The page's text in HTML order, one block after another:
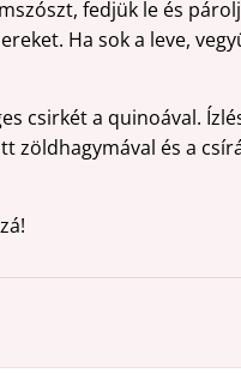
fedjük le és
Ha sok a leve,
csirkét a quinoával.
zöldhagymával és a